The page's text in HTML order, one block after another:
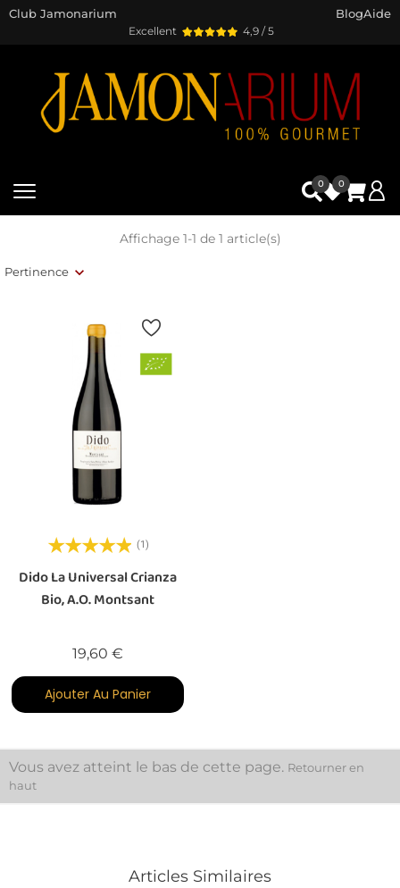
Excellent 4,9 / 5
Club Jamonarium BlogAide
0 0
Pertinence
Affichage 1-1 de 1 article(s)
(1)
Dido La Universal Crianza
Bio, A.O. Montsant
19,60 €
Ajouter Au Panier
Vous avez atteint le bas de cette page. Retourner en
haut
Articles Similaires